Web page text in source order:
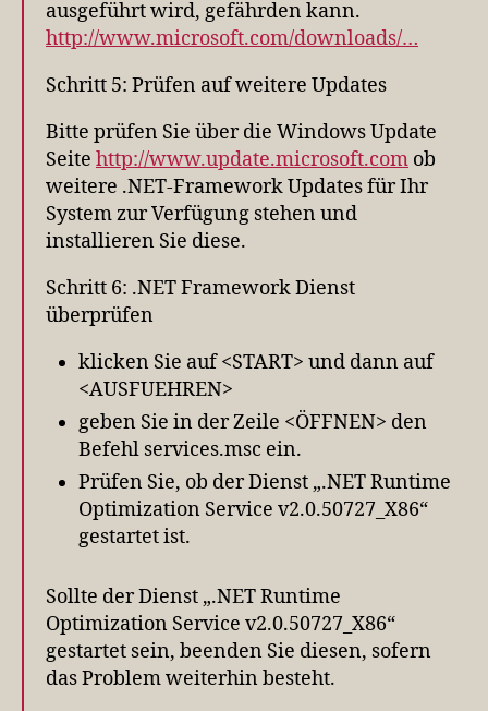
ausgeführt wird, gefährden kann.
http://www.microsoft.com/downloads/…
Schritt 5: Prüfen auf weitere Updates
Bitte prüfen Sie über die Windows Update
Seite http://www.update.microsoft.com ob
weitere .NET-Framework Updates für Ihr
System zur Verfügung stehen und
installieren Sie diese.
Schritt 6: .NET Framework Dienst
überprüfen
klicken Sie auf <START> und dann auf
<AUSFUEHREN>
geben Sie in der Zeile <ÖFFNEN> den
Befehl services.msc ein.
Prüfen Sie, ob der Dienst „.NET Runtime
Optimization Service v2.0.50727_X86“
gestartet ist.
Sollte der Dienst „.NET Runtime
Optimization Service v2.0.50727_X86“
gestartet sein, beenden Sie diesen, sofern
das Problem weiterhin besteht.